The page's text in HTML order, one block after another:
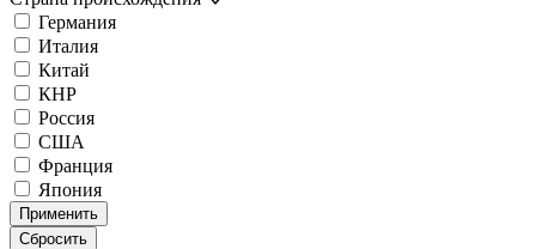
Германия
Италия
Китай
КНР
Россия
США
Франция
Япония
Применить
Сбросить